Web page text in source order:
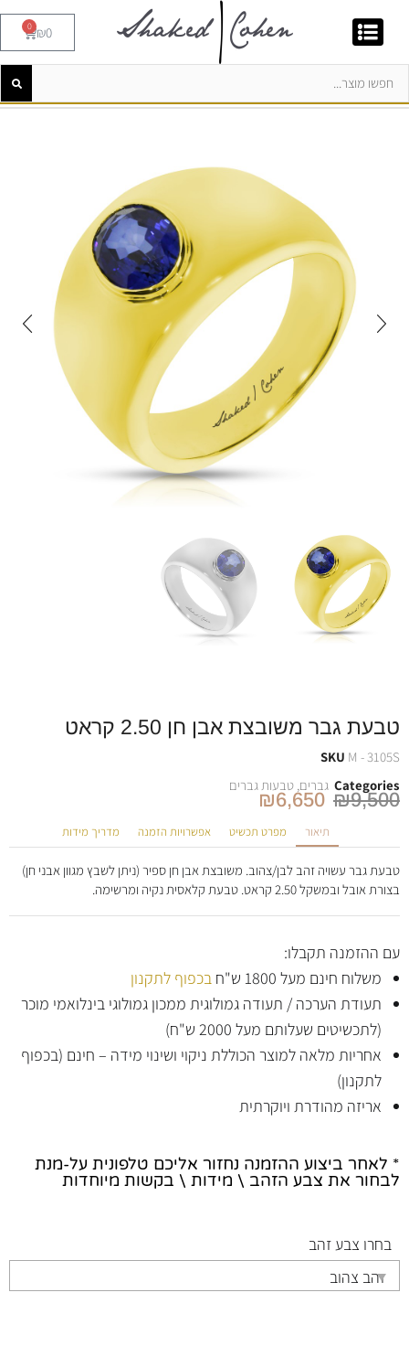
₪0
0
טבעת גבר משובצת אבן חן 2.50 קראט
SKU M - 3105S
Categories גברים טבעות גברים
₪9,500
₪6,650
תיאור מפרט תכשיט אפשרויות הזמנה מדריך מידות
טבעת גבר עשויה זהב לבן/צהוב. משובצת אבן חן ספיר (ניתן לשבץ מגוון אבני חן)
בצורת אובל ובמשקל 2.50 קראט. טבעת קלאסית נקיה ומרשימה.
עם ההזמנה תקבלו:
משלוח חינם מעל 1800 ש"ח
בכפוף לתקנון
תעודת הערכה / תעודה גמולוגית ממכון גמולוגי בינלואמי מוכר
(לתכשיטים שעלותם מעל 2000 ש"ח)
אחריות מלאה למוצר הכוללת ניקוי ושינוי מידה – חינם (בכפוף
לתקנון)
אריזה מהודרת ויוקרתית
* לאחר ביצוע ההזמנה נחזור אליכם טלפונית על-מנת
לבחור את צבע הזהב \ מידות \ בקשות מיוחדות
בחרו צבע זהב